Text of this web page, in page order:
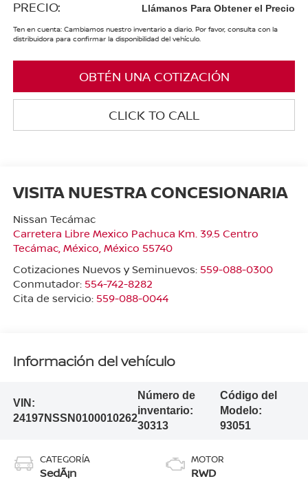
PRECIO: Llámanos Para Obtener el Precio
Ten en cuenta: Cambiamos nuestro inventario a diario. Por favor, consulta con la
distribuidora para confirmar la disponibilidad del vehículo.
OBTÉN UNA COTIZACIÓN
CLICK TO CALL
VISITA NUESTRA CONCESIONARIA
Nissan Tecámac
Carretera Libre Mexico Pachuca Km. 39.5 Centro
Tecámac, México, México 55740
Cotizaciones Nuevos y Seminuevos: 559-088-0300
Conmutador: 554-742-8282
Cita de servicio: 559-088-0044
Información del vehículo
VIN:
24197NSSN0100010262
Número de
inventario:
30313
Código del
Modelo:
93051
CATEGORÍA
SedÃ¡n
MOTOR
RWD